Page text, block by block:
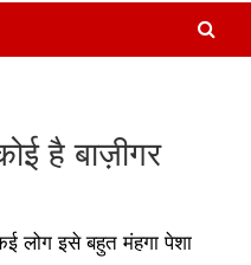
है बाज़ीगर
लोग इसे बहुत मंहगा पेशा